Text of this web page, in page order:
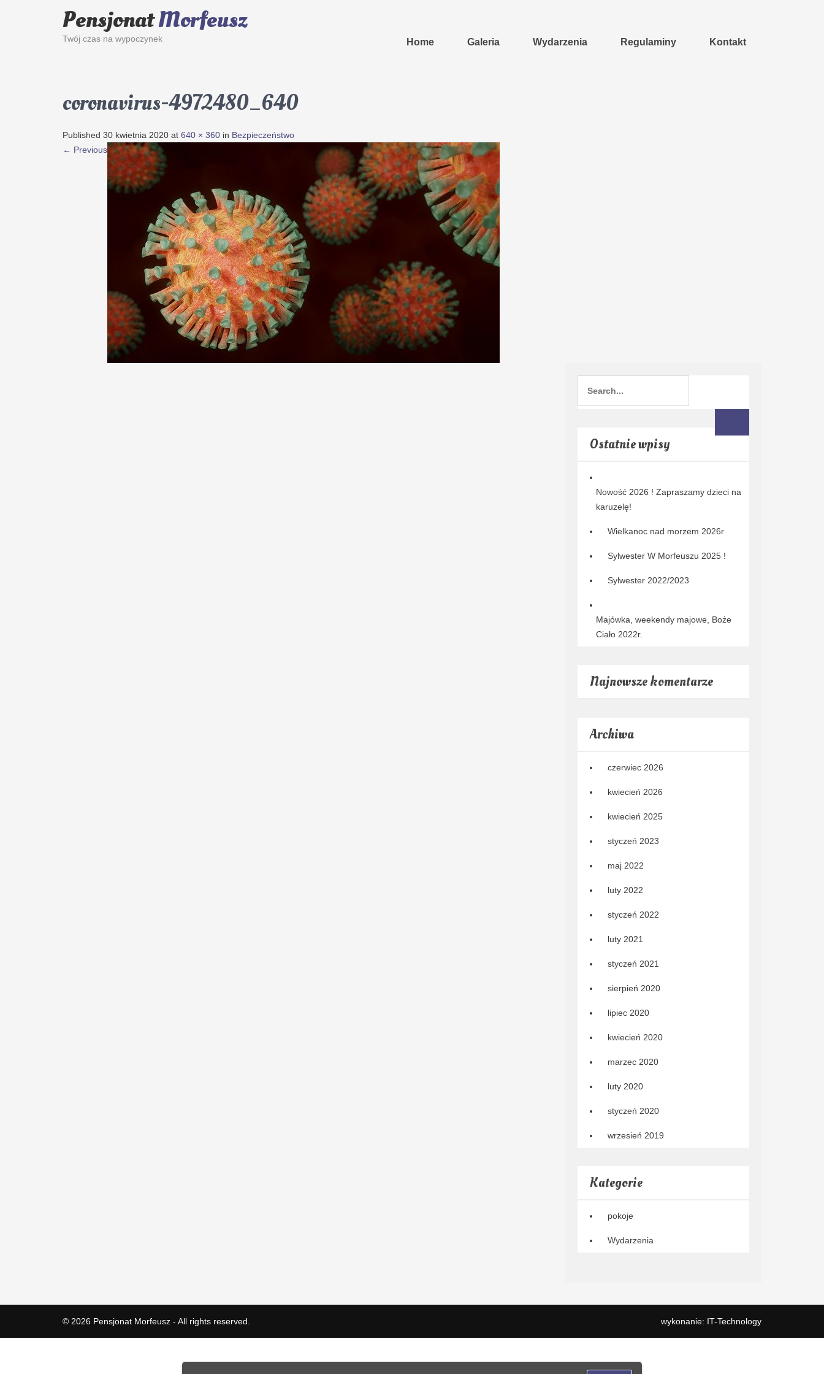
PensjonatMorfeusz
Twój czas na wypoczynek Home Galeria Wydarzenia Regulaminy Kontakt
coronavirus-4972480_640
Published 30 kwietnia 2020 at 640 × 360 in Bezpieczeństwo
← Previous
Ostatnie wpisy
Nowość 2026 ! Zapraszamy dzieci na
karuzelę!
Wielkanoc nad morzem 2026r
Sylwester W Morfeuszu 2025 !
Sylwester 2022/2023
Majówka, weekendy majowe, Boże
Ciało 2022r.
Najnowsze komentarze
Archiwa
czerwiec 2026
kwiecień 2026
kwiecień 2025
styczeń 2023
maj 2022
luty 2022
styczeń 2022
luty 2021
styczeń 2021
sierpień 2020
lipiec 2020
kwiecień 2020
marzec 2020
luty 2020
styczeń 2020
wrzesień 2019
Kategorie
pokoje
Wydarzenia
© 2026 Pensjonat Morfeusz - All rights reserved. wykonanie: IT-Technology